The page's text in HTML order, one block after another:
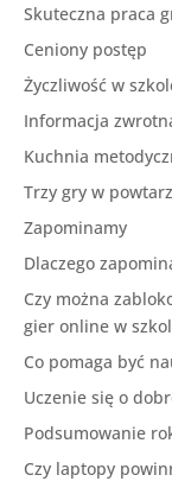
Skuteczna praca
Ceniony postęp
Życzliwość w
Informacja
Kuchnia
Trzy gry w
Zapominamy
Dlaczego
Czy można
gier online w
Co pomaga być
Uczenie się o
Podsumowanie
Czy laptopy